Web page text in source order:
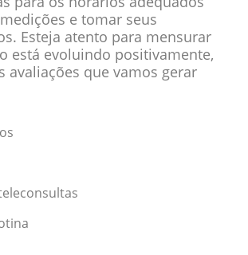
e tomar seus
Esteja atento para mensurar
está evoluindo positivamente,
avaliações que vamos gerar